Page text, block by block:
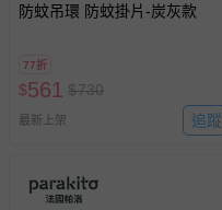
防蚊吊環 防蚊掛片-炭灰款
77折
$561 $730
最新上架 追蹤